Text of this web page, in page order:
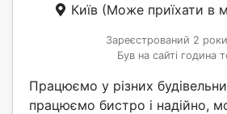
Київ (Може приїхати в
Зареєстрований 2
Був на сайті година
Працюємо у різних
працюємо бистро і надійно,